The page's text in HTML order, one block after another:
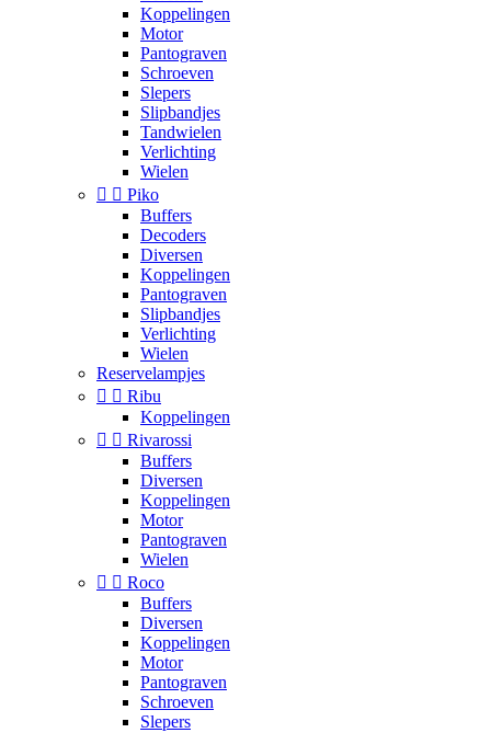
Koppelingen
Motor
Pantograven
Schroeven
Slepers
Slipbandjes
Tandwielen
Verlichting
Wielen
  Piko
Buffers
Decoders
Diversen
Koppelingen
Pantograven
Slipbandjes
Verlichting
Wielen
Reservelampjes
  Ribu
Koppelingen
  Rivarossi
Buffers
Diversen
Koppelingen
Motor
Pantograven
Wielen
  Roco
Buffers
Diversen
Koppelingen
Motor
Pantograven
Schroeven
Slepers